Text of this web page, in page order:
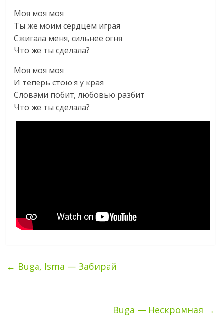
Моя моя моя
Ты же моим сердцем играя
Сжигала меня, сильнее огня
Что же ты сделала?
Моя моя моя
И теперь стою я у края
Словами побит, любовью разбит
Что же ты сделала?
← Buga, Isma — Забирай
Buga — Нескромная →